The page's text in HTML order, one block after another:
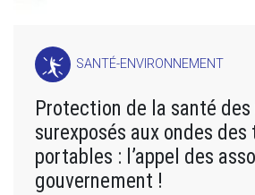
SANTÉ-ENVIRONNEMENT
Protection de la santé des
surexposés aux ondes des
portables : l’appel des
gouvernement !